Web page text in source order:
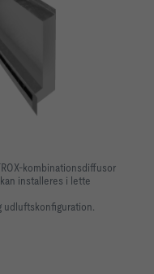
kombinationsdiffusor
installeres i lette
udluftskonfiguration.